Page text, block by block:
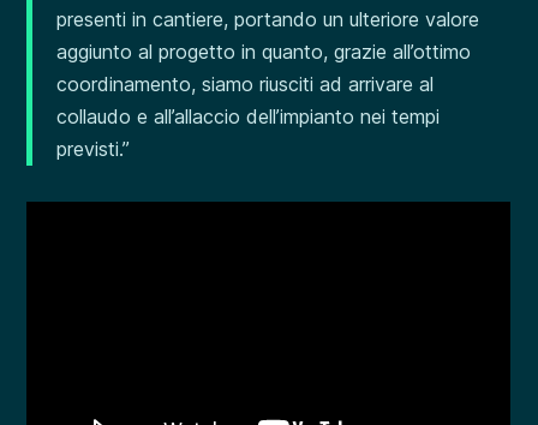
presenti in cantiere, portando un ulteriore valore
aggiunto al progetto in quanto, grazie all’ottimo
coordinamento, siamo riusciti ad arrivare al
collaudo e all’allaccio dell’impianto nei tempi
previsti.”